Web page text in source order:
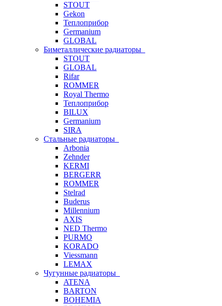
STOUT
Gekon
Теплоприбор
Germanium
GLOBAL
Биметаллические радиаторы
STOUT
GLOBAL
Rifar
ROMMER
Royal Thermo
Теплоприбор
BILUX
Germanium
SIRA
Стальные радиаторы
Arbonia
Zehnder
KERMI
BERGERR
ROMMER
Stelrad
Buderus
Millennium
AXIS
NED Thermo
PURMO
KORADO
Viessmann
LEMAX
Чугунные радиаторы
ATENA
BARTON
BOHEMIA